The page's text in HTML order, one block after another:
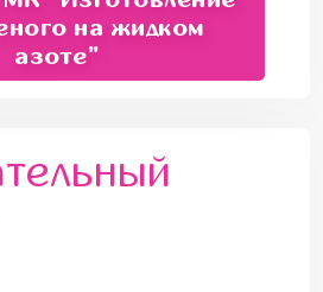
на жидком
азоте"